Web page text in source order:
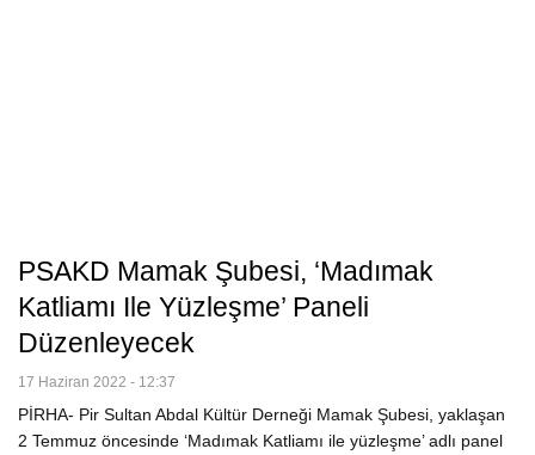
PSAKD Mamak Şubesi, ‘Madımak
Katliamı Ile Yüzleşme’ Paneli
Düzenleyecek
17 Haziran 2022 - 12:37
PİRHA- Pir Sultan Abdal Kültür Derneği Mamak Şubesi, yaklaşan
2 Temmuz öncesinde ‘Madımak Katliamı ile yüzleşme’ adlı panel